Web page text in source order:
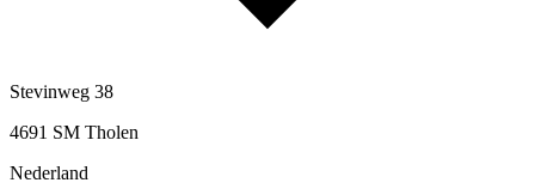
Stevinweg 38
4691 SM Tholen
Nederland